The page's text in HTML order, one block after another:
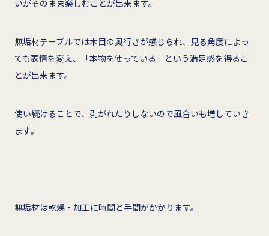
いがそのまま楽しむことが出来ます。
無垢材テーブルでは木目の奥行きが感じられ、見る角度によっ
ても表情を変え、「本物を使っている」という満足感を得るこ
とが出来ます。
使い続けることで、剥がれたりしないので風合いも増していき
ます。
無垢材は乾燥・加工に時間と手間がかかります。